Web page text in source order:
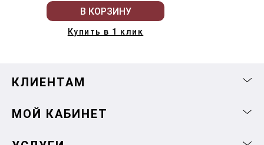
В КОРЗИНУ
Купить в 1 клик
КЛИЕНТАМ
МОЙ КАБИНЕТ